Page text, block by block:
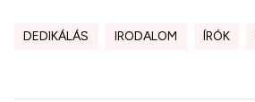
DEDIKÁLÁS IRODALOM ÍRÓK